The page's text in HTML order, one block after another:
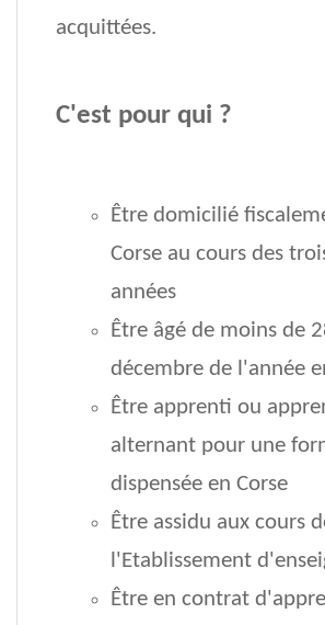
acquittées.
C'est pour qui ?
Être domicilié
Corse au cours des
années
Être âgé de moins de
décembre de l'année
Être apprenti ou
alternant pour une
dispensée en Corse
Être assidu aux cours
l'Etablissement
Être en contrat